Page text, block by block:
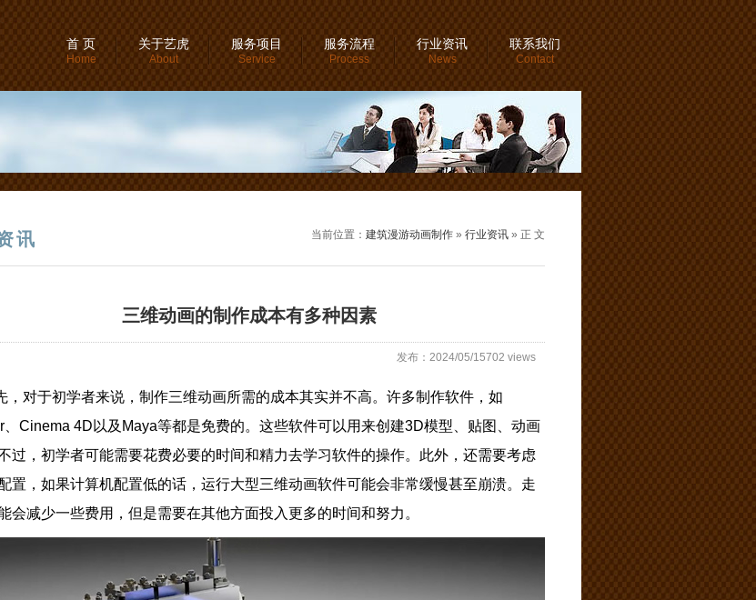
首 页
Home
关于艺虎
About
服务项目
Service
服务流程
Process
行业资讯
News
联系我们
Contact
讯 当前位置： 建筑漫游动画制作 » 行业资讯 » 正 文
三维动画的制作成本有多种因素
发布：2024/05/15702 views
，对于初学者来说，制作三维动画所需的成本其实并不高。许多制作软件，如
、Cinema 4D以及Maya等都是免费的。这些软件可以用来创建3D模型、贴图、动画
过，初学者可能需要花费必要的时间和精力去学习软件的操作。此外，还需要考虑
置，如果计算机配置低的话，运行大型三维动画软件可能会非常缓慢甚至崩溃。走
会减少一些费用，但是需要在其他方面投入更多的时间和努力。